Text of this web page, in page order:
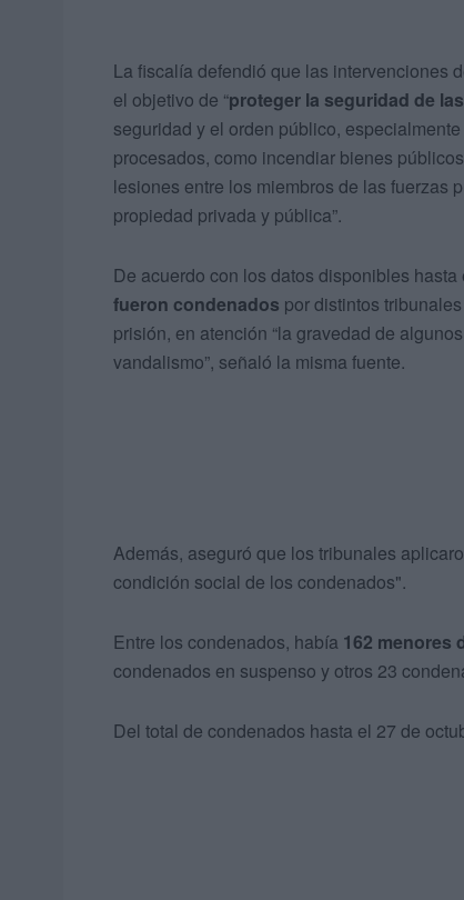
La fiscalía defendió que las intervenciones
el objetivo de “proteger la seguridad de
seguridad y el orden público,
procesados, como incendiar bienes
lesiones entre los miembros de las fuerzas
propiedad privada y pública”.
De acuerdo con los datos disponibles
fueron condenados por distintos
prisión, en atención “la gravedad de
vandalismo”, señaló la misma fuente.
Además, aseguró que los tribunales
condición social de los condenados".
Entre los condenados, había 162 menores
condenados en suspenso y otros 23
Del total de condenados hasta el 27 de